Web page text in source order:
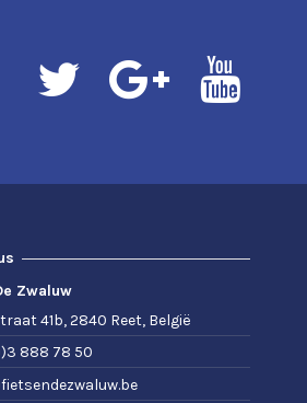
Zwaluw
41b, 2840 Reet, België
888 78 50